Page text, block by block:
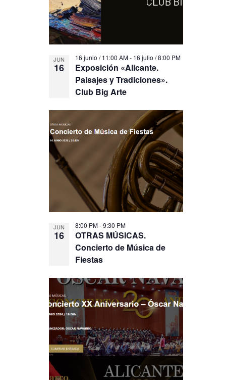
JUN
16
Exposición «Alicante.
Paisajes y Tradiciones».
Club Big Arte
16 junio / 11:00 AM- 16 julio / 8:00 PM
JUN
16
OTRAS MÚSICAS.
Concierto de Música de
Fiestas
8:00 PM-9:30 PM